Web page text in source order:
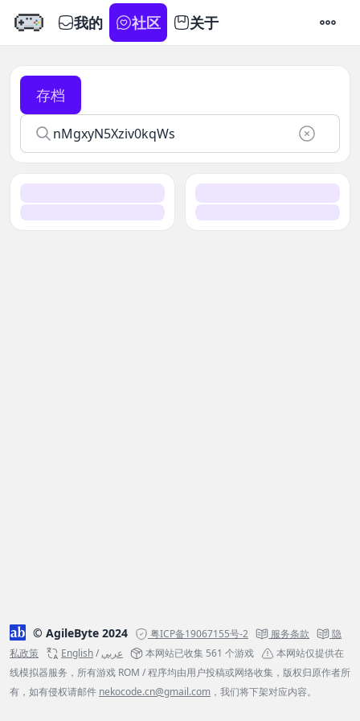
我的 社区 关于 设置
存档
© AgileByte 2024 粤ICP备19067155号-2 服务条款
隐
私政策
English/عربي 本网站已收集 561 个游戏
本网站仅提供在
线模拟器服务，所有游戏 ROM / 程序均由用户投稿或网络收集，版权归原作者所
有，如有侵权请邮件 nekocode.cn@gmail.com ，我们将下架对应内容。